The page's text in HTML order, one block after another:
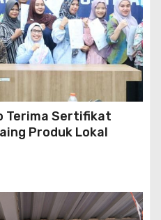
Terima Sertifikat
Produk Lokal